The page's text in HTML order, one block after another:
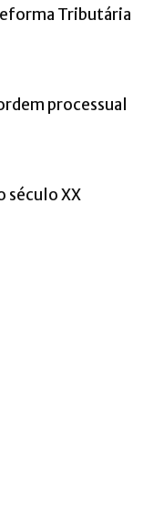
Tributária
processual
século XX